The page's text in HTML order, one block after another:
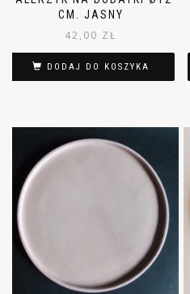
CM. JASNY
42,00 ZŁ
DODAJ DO KOSZYKA